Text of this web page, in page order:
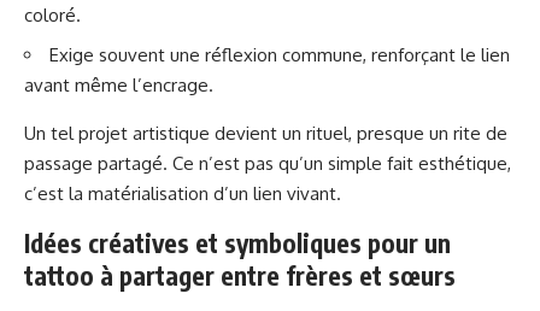
coloré.
Exige souvent une réflexion commune, renforçant le lien
avant même l’encrage.
Un tel projet artistique devient un rituel, presque un rite de
passage partagé. Ce n’est pas qu’un simple fait esthétique,
c’est la matérialisation d’un lien vivant.
Idées créatives et symboliques pour un
tattoo à partager entre frères et sœurs